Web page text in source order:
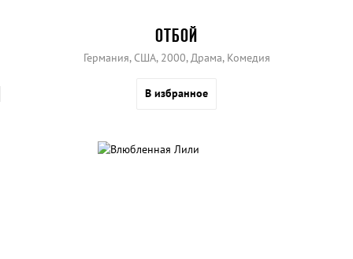
ОТБОЙ
Германия, США, 2000, Драма, Комедия
В избранное